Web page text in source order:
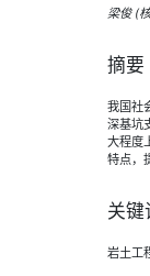
梁俊 (
摘要
我国社
深基坑
大程度
特点，
关键
岩土工